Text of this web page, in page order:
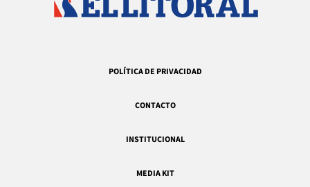
POLÍTICA DE PRIVACIDAD
CONTACTO
INSTITUCIONAL
MEDIA KIT